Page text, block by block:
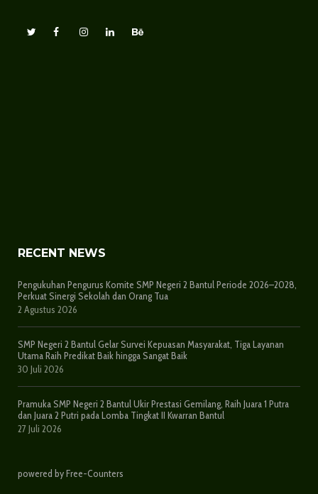
RECENT NEWS
Pengukuhan Pengurus Komite SMP Negeri 2 Bantul Periode 2026–2028,
Perkuat Sinergi Sekolah dan Orang Tua
2 Agustus 2026
SMP Negeri 2 Bantul Gelar Survei Kepuasan Masyarakat, Tiga Layanan
Utama Raih Predikat Baik hingga Sangat Baik
30 Juli 2026
Pramuka SMP Negeri 2 Bantul Ukir Prestasi Gemilang, Raih Juara 1 Putra
dan Juara 2 Putri pada Lomba Tingkat II Kwarran Bantul
27 Juli 2026
powered by Free-Counters